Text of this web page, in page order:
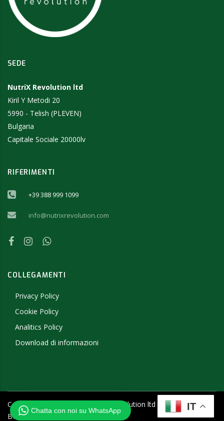
SEDE
NutriX Revolution ltd
Kiril Y Metodi 20
5990 - Telish (PLEVEN)
Bulgaria
Capitale Sociale 20000lv
RIFERIMENTI
+39 388 999 1099
info@nutrixrevolution.com
COLLEGAMENTI
Privacy Policy
Cookie Policy
Analitics Policy
Download di informazioni
Copyright ©
- 2019 NutriX Revolution ltd - P.IVA
BG205457656
IT
Chatta con noi su WhatsApp